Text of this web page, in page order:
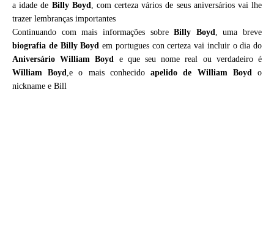
a idade de Billy Boyd, com certeza vários de seus aniversários vai lhe
trazer lembranças importantes
Continuando com mais informações sobreBilly Boyd, uma breve
biografia de Billy Boyd em portugues con certeza vai incluir o dia do
Aniversário William Boyd e que seu nome real ou verdadeiro é
William Boyd,e o mais conhecidoapelido de William Boydo
nickname e Bill